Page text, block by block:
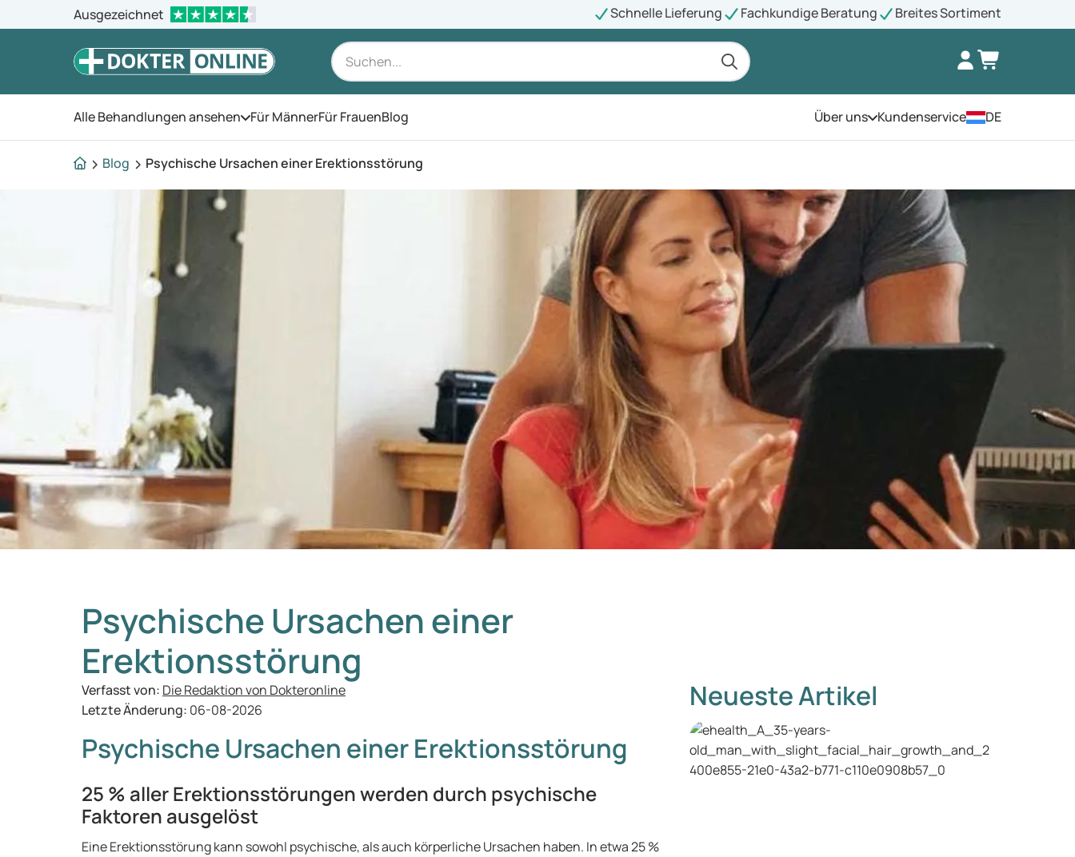
Ausgezeichnet Schnelle Lieferung Fachkundige Beratung Breites Sortiment
Alle Behandlungen ansehen Öffnen Sie das Menü
Für MännerFür FrauenBlog Über unsÖffnen Sie das Menü
Kundenservice DE
Blog Psychische Ursachen einer Erektionsstörung
Psychische Ursachen einer
Erektionsstörung
Verfasst von: Die Redaktion von Dokteronline
Letzte Änderung: 06-08-2026
Psychische Ursachen einer Erektionsstörung
25 % aller Erektionsstörungen werden durch psychische
Faktoren ausgelöst
Eine Erektionsstörung kann sowohl psychische, als auch körperliche Ursachen haben. In etwa 25 %
Neueste Artikel